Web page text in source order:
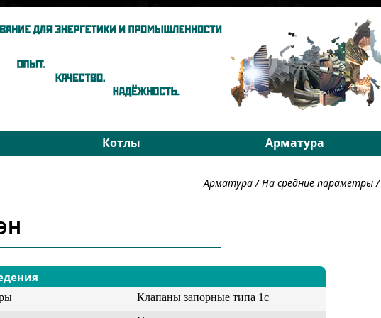
Котлы Арматура
На высокие параметры
Арматура/На средние параметры/
Клапаны запорные типа 1с